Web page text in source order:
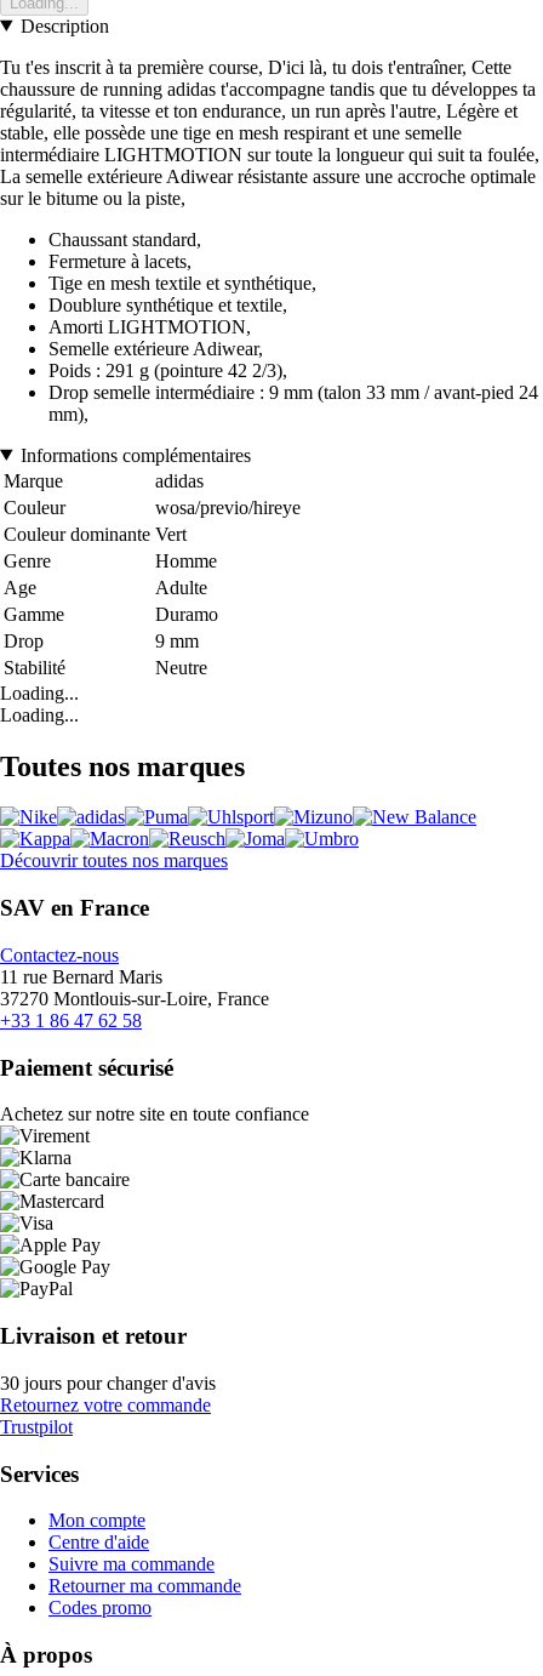
Description
Tu t'es inscrit à ta première course, D'ici là, tu dois t'entraîner, Cette
chaussure de running adidas t'accompagne tandis que tu développes ta
régularité, ta vitesse et ton endurance, un run après l'autre, Légère et
stable, elle possède une tige en mesh respirant et une semelle
intermédiaire LIGHTMOTION sur toute la longueur qui suit ta foulée,
La semelle extérieure Adiwear résistante assure une accroche optimale
sur le bitume ou la piste,
Chaussant standard,
Fermeture à lacets,
Tige en mesh textile et synthétique,
Doublure synthétique et textile,
Amorti LIGHTMOTION,
Semelle extérieure Adiwear,
Poids : 291 g (pointure 42 2/3),
Drop semelle intermédiaire : 9 mm (talon 33 mm / avant-pied 24
mm),
Informations complémentaires
Marque
adidas
Couleur
wosa/previo/hireye
Couleur dominante Vert
Genre
Homme
Age
Adulte
Gamme
Duramo
Drop
9 mm
Stabilité
Neutre
Loading...
Loading...
Toutes nos marques
Découvrir toutes nos marques
SAV en France
Contactez-nous
11 rue Bernard Maris
37270 Montlouis-sur-Loire, France
+33 1 86 47 62 58
Paiement sécurisé
Achetez sur notre site en toute confiance
Livraison et retour
30 jours pour changer d'avis
Retournez votre commande
Trustpilot
Services
Mon compte
Centre d'aide
Suivre ma commande
Retourner ma commande
Codes promo
À propos